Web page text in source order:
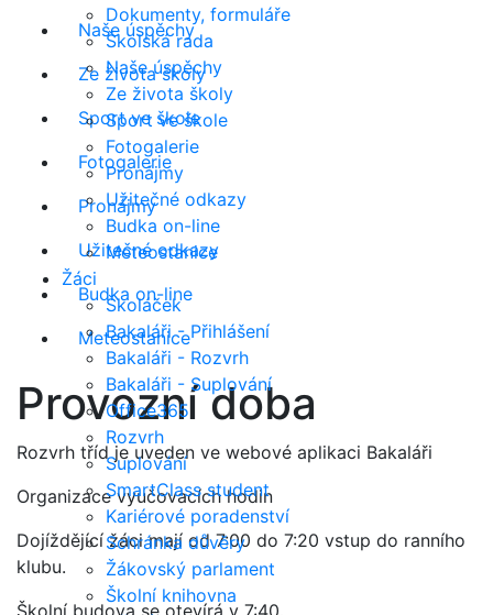
Dokumenty, formuláře
Školská rada
Naše úspěchy
Ze života školy
Sport ve škole
Fotogalerie
Pronájmy
Užitečné odkazy
Budka on-line
Meteostanice
Žáci
Školáček
Bakaláři - Přihlášení
Bakaláři - Rozvrh
Bakaláři - Suplování
Office365
Rozvrh
Suplování
SmartClass student
Kariérové poradenství
Schránka důvěry
Žákovský parlament
Školní knihovna
Naše úspěchy
Ze života školy
Sport ve škole
Fotogalerie
Pronájmy
Užitečné odkazy
Budka on-line
Meteostanice
Provozní doba
Rozvrh tříd je uveden ve webové aplikaci Bakaláři
Organizace vyučovacích hodin
Dojíždějící žáci mají od 7:00 do 7:20 vstup do ranního
klubu.
Školní budova se otevírá v 7:40.